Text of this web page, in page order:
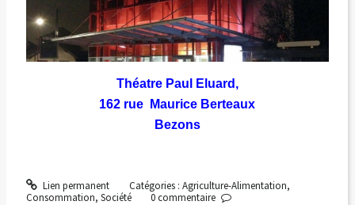
Théatre Paul Eluard,
162 rue Maurice Berteaux
Bezons
Lien permanent Catégories : Agriculture-Alimentation,
Consommation, Société 0commentaire